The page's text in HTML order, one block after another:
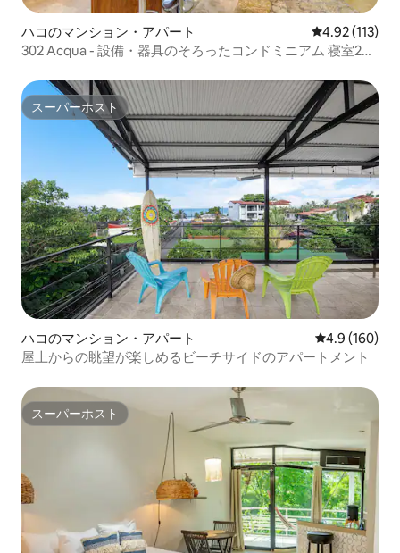
ハコのマンション・アパート レビュー113
4.92 (113)
302 Acqua - 設備・器具のそろったコンドミニアム 寝室2部
スーパーホスト
スーパーホスト
ハコのマンション・アパート レビュー160
4.9 (160)
屋上からの眺望が楽しめるビーチサイドのアパートメント
スーパーホスト
スーパーホスト